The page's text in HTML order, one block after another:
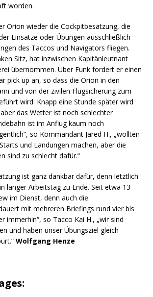
worden.
Orion wieder die Cockpitbesatzung, die
Einsätze oder Übungen ausschließlich
des Taccos und Navigators fliegen.
Sitz, hat inzwischen Kapitänleutnant
übernommen. Über Funk fordert er einen
pick up an, so dass die Orion in den
und von der zivilen Flugsicherung zum
wird. Knapp eine Stunde später wird
das Wetter ist noch schlechter
ist im Anflug kaum noch
so Kommandant Jared H., „wollten
und Landungen machen, aber die
sind zu schlecht dafür.“
ist ganz dankbar dafür, denn letztlich
langer Arbeitstag zu Ende. Seit etwa 13
im Dienst, denn auch die
mit mehreren Briefings rund vier bis
immerhin“, so Tacco Kai H., „wir sind
und haben unser Übungsziel gleich
Wolfgang Henze